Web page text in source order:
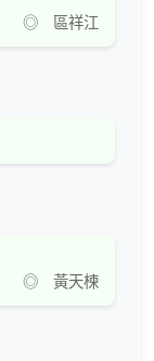
◎ 區祥江
◎ 黃天楝